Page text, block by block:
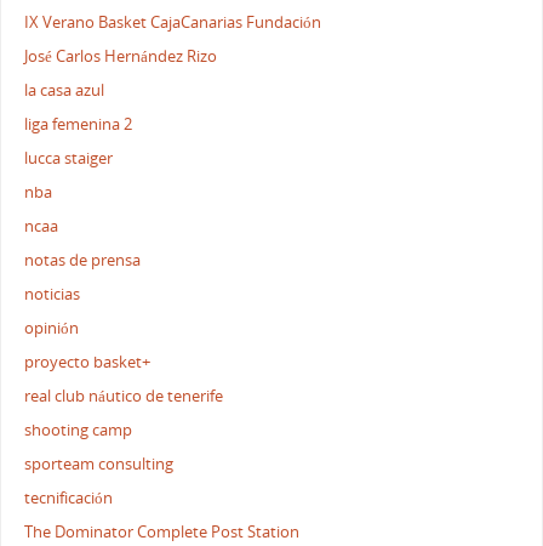
IX Verano Basket CajaCanarias Fundación
José Carlos Hernández Rizo
la casa azul
liga femenina 2
lucca staiger
nba
ncaa
notas de prensa
noticias
opinión
proyecto basket+
real club náutico de tenerife
shooting camp
sporteam consulting
tecnificación
The Dominator Complete Post Station